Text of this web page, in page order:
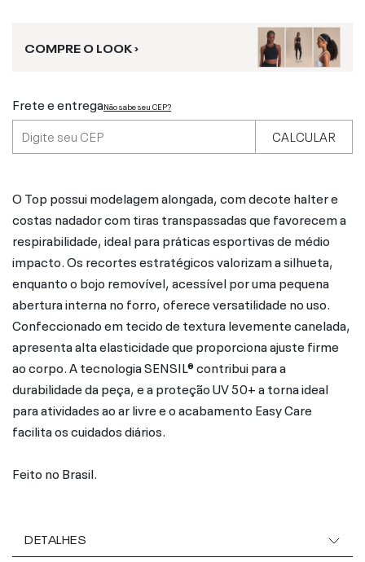
COMPRE O LOOK ›
Frete e entregaNão sabe seu CEP?
CALCULAR
O Top possui modelagem alongada, com decote halter e
costas nadador com tiras transpassadas que favorecem a
respirabilidade, ideal para práticas esportivas de médio
impacto. Os recortes estratégicos valorizam a silhueta,
enquanto o bojo removível, acessível por uma pequena
abertura interna no forro, oferece versatilidade no uso.
Confeccionado em tecido de textura levemente canelada,
apresenta alta elasticidade que proporciona ajuste firme
ao corpo. A tecnologia SENSIL® contribui para a
durabilidade da peça, e a proteção UV 50+ a torna ideal
para atividades ao ar livre e o acabamento Easy Care
facilita os cuidados diários.
Feito no Brasil.
DETALHES